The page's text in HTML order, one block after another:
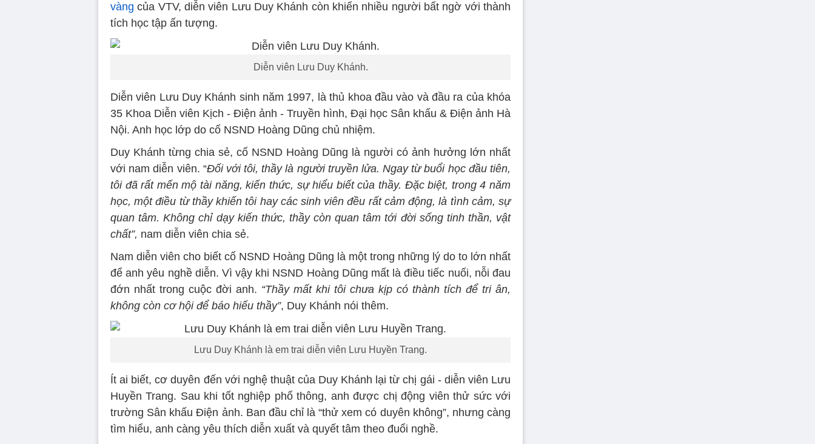
vàng của VTV, diễn viên Lưu Duy Khánh còn khiến nhiều người bất ngờ với thành
tích học tập ấn tượng.
Diễn viên Lưu Duy Khánh.
Diễn viên Lưu Duy Khánh sinh năm 1997, là thủ khoa đầu vào và đầu ra của khóa
35 Khoa Diễn viên Kịch - Điện ảnh - Truyền hình, Đại học Sân khấu & Điện ảnh Hà
Nội. Anh học lớp do cố NSND Hoàng Dũng chủ nhiệm.
Duy Khánh từng chia sẻ, cố NSND Hoàng Dũng là người có ảnh hưởng lớn nhất
với nam diễn viên. “Đối với tôi, thầy là người truyền lửa. Ngay từ buổi học đầu tiên,
tôi đã rất mến mộ tài năng, kiến thức, sự hiểu biết của thầy. Đặc biệt, trong 4 năm
học, một điều từ thầy khiến tôi hay các sinh viên đều rất cảm động, là tình cảm, sự
quan tâm. Không chỉ dạy kiến thức, thầy còn quan tâm tới đời sống tinh thần, vật
chất”, nam diễn viên chia sẻ.
Nam diễn viên cho biết cố NSND Hoàng Dũng là một trong những lý do to lớn nhất
để anh yêu nghề diễn. Vì vậy khi NSND Hoàng Dũng mất là điều tiếc nuối, nỗi đau
đớn nhất trong cuộc đời anh. “Thầy mất khi tôi chưa kịp có thành tích để tri ân,
không còn cơ hội để báo hiếu thầy”, Duy Khánh nói thêm.
Lưu Duy Khánh là em trai diễn viên Lưu Huyền Trang.
Ít ai biết, cơ duyên đến với nghệ thuật của Duy Khánh lại từ chị gái - diễn viên Lưu
Huyền Trang. Sau khi tốt nghiệp phổ thông, anh được chị động viên thử sức với
trường Sân khấu Điện ảnh. Ban đầu chỉ là “thử xem có duyên không”, nhưng càng
tìm hiểu, anh càng yêu thích diễn xuất và quyết tâm theo đuổi nghề.